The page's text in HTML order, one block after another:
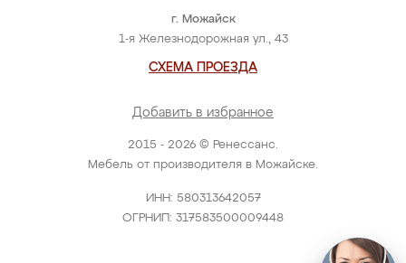
2015 - 2026 © Ренессанс.
Мебель от производителя в Можайске.
ИНН: 580313642057
ОГРНИП: 317583500009448
г. Можайск
1-я Железнодорожная ул., 43
СХЕМА ПРОЕЗДА
Добавить в избранное